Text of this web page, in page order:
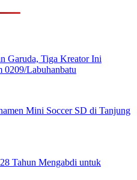
Garuda, Tiga Kreator Ini
0209/Labuhanbatu
Mini Soccer SD di Tanjung
Tahun Mengabdi untuk